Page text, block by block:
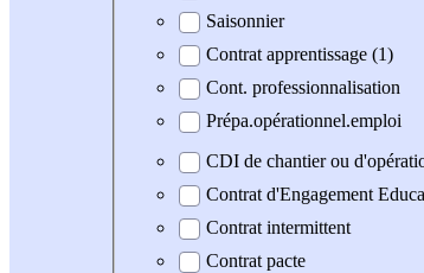
Saisonnier
Contrat apprentissage (1)
Cont. professionnalisation
Prépa.opérationnel.emploi
CDI de chantier ou
Contrat d'Engagement
Contrat intermittent
Contrat pacte